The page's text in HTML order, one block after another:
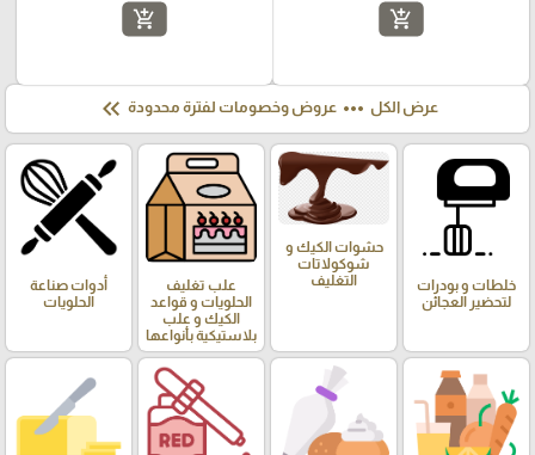
add_shopping_cart
add_shopping_cart
عرض الكل more_horiz عروض وخصومات لفترة محدودة keyboard_double_arrow_left
خلطات و بودرات
لتحضير العجائن
حشوات الكيك و
شوكولاتات
التغليف
علب تغليف
الحلويات و قواعد
الكيك و علب
بلاستيكية بأنواعها
أدوات صناعة
الحلويات